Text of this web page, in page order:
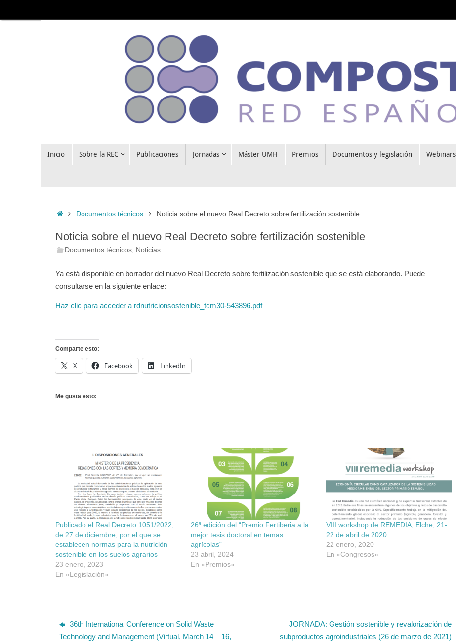
al
Inicio Sobre la REC Publicaciones Jornadas Máster UMH Premios Documentos y legislación Webinars
InicioDocumentos técnicos Noticia sobre el nuevo Real Decreto sobre fertilización sostenible
Noticia sobre el nuevo Real Decreto sobre fertilización sostenible
Documentos técnicos Noticias
Ya está disponible en borrador del nuevo Real Decreto sobre fertilización sostenible que se está elaborando. Puede
consultarse en la siguiente enlace:
Haz clic para acceder a rdnutricionsostenible_tcm30-543896.pdf
Comparte esto:
X Facebook LinkedIn
Me gusta esto:
Publicado el Real Decreto 1051/2022,
de 27 de diciembre, por el que se
establecen normas para la nutrición
sostenible en los suelos agrarios
23 enero, 2023
En «Legislación»
26ª edición del “Premio Fertiberia a la
mejor tesis doctoral en temas
agrícolas”
23 abril, 2024
En «Premios»
VIII workshop de REMEDIA, Elche, 21-
22 de abril de 2020.
22 enero, 2020
En «Congresos»
36th International Conference on Solid Waste
Technology and Management (Virtual, March 14 – 16,
JORNADA: Gestión sostenible y revalorización de
subproductos agroindustriales (26 de marzo de 2021)